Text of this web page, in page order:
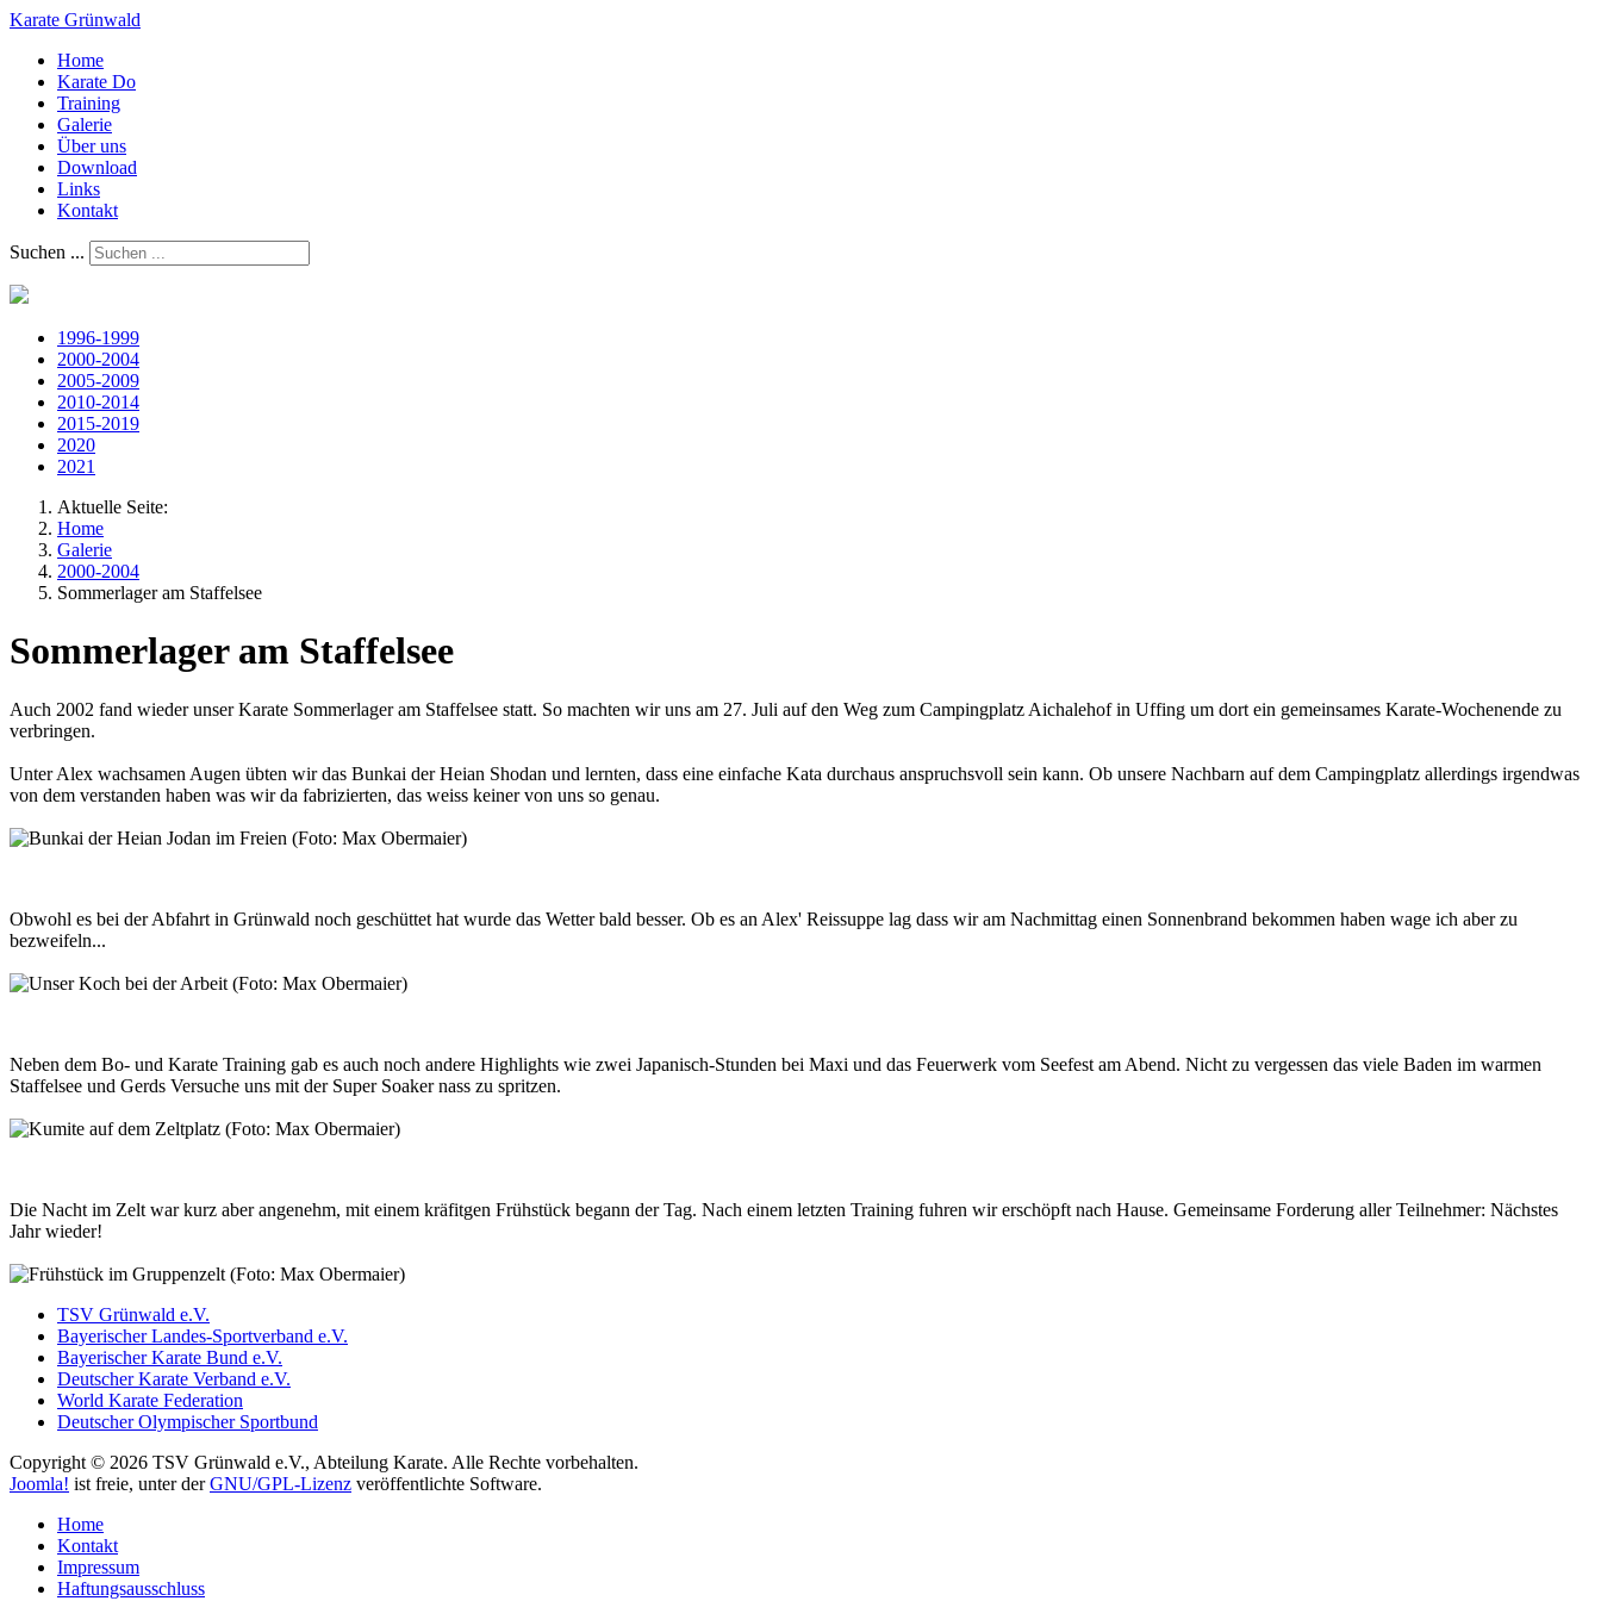
Karate Grünwald
Home
Karate Do
Training
Galerie
Über uns
Download
Links
Kontakt
Suchen ...
1996-1999
2000-2004
2005-2009
2010-2014
2015-2019
2020
2021
Aktuelle Seite:
Home
Galerie
2000-2004
Sommerlager am Staffelsee
Sommerlager am Staffelsee
Auch 2002 fand wieder unser Karate Sommerlager am Staffelsee statt. So machten wir uns am 27. Juli auf den Weg zum Campingplatz Aichalehof in Uffing um dort ein gemeinsames Karate-Wochenende zu
verbringen.
Unter Alex wachsamen Augen übten wir das Bunkai der Heian Shodan und lernten, dass eine einfache Kata durchaus anspruchsvoll sein kann. Ob unsere Nachbarn auf dem Campingplatz allerdings irgendwas
von dem verstanden haben was wir da fabrizierten, das weiss keiner von uns so genau.
Obwohl es bei der Abfahrt in Grünwald noch geschüttet hat wurde das Wetter bald besser. Ob es an Alex' Reissuppe lag dass wir am Nachmittag einen Sonnenbrand bekommen haben wage ich aber zu
bezweifeln...
Neben dem Bo- und Karate Training gab es auch noch andere Highlights wie zwei Japanisch-Stunden bei Maxi und das Feuerwerk vom Seefest am Abend. Nicht zu vergessen das viele Baden im warmen
Staffelsee und Gerds Versuche uns mit der Super Soaker nass zu spritzen.
Die Nacht im Zelt war kurz aber angenehm, mit einem kräfitgen Frühstück begann der Tag. Nach einem letzten Training fuhren wir erschöpft nach Hause. Gemeinsame Forderung aller Teilnehmer: Nächstes
Jahr wieder!
TSV Grünwald e.V.
Bayerischer Landes-Sportverband e.V.
Bayerischer Karate Bund e.V.
Deutscher Karate Verband e.V.
World Karate Federation
Deutscher Olympischer Sportbund
Copyright © 2026 TSV Grünwald e.V., Abteilung Karate. Alle Rechte vorbehalten.
Joomla! ist freie, unter derGNU/GPL-Lizenz veröffentlichte Software.
Home
Kontakt
Impressum
Haftungsausschluss